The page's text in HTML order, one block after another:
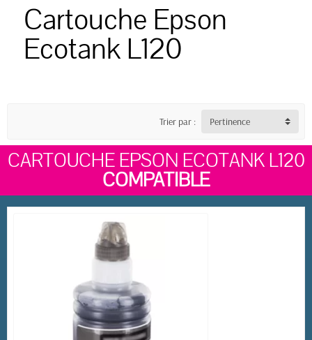
Cartouche Epson
Ecotank L120
Trier par : Pertinence
CARTOUCHE EPSON ECOTANK L120
COMPATIBLE